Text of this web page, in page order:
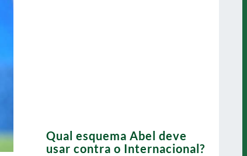
Qual esquema Abel deve
usar contra o Internacional?